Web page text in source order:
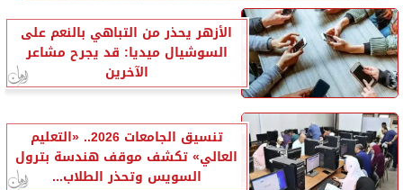
الأزهر يحذر من التباهي بالنعم على
السوشيال ميديا: قد يجرح مشاعر
الآخرين
تنسيق الجامعات 2026.. «التعليم
العالي» تكشف موقف هندسة بترول
السويس وتحذر الطلاب...